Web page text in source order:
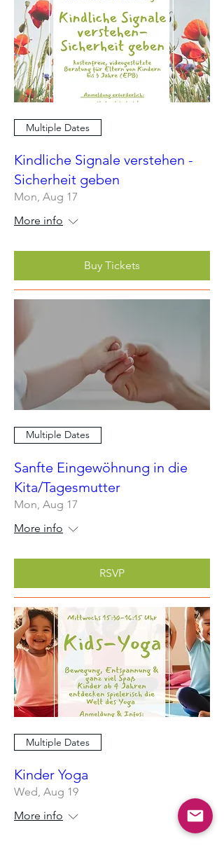
Multiple Dates
Kindliche Signale verstehen -
Sicherheit geben
Mon, Aug 17
More info
Buy Tickets
Multiple Dates
Sanfte Eingewöhnung in die
Kita/Tagesmutter
Mon, Aug 17
More info
RSVP
Multiple Dates
Kinder Yoga
Wed, Aug 19
More info